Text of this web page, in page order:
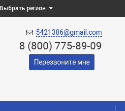
Выбрать регион
5421386@gmail.com
8 (800) 775-89-09
Перезвоните мне